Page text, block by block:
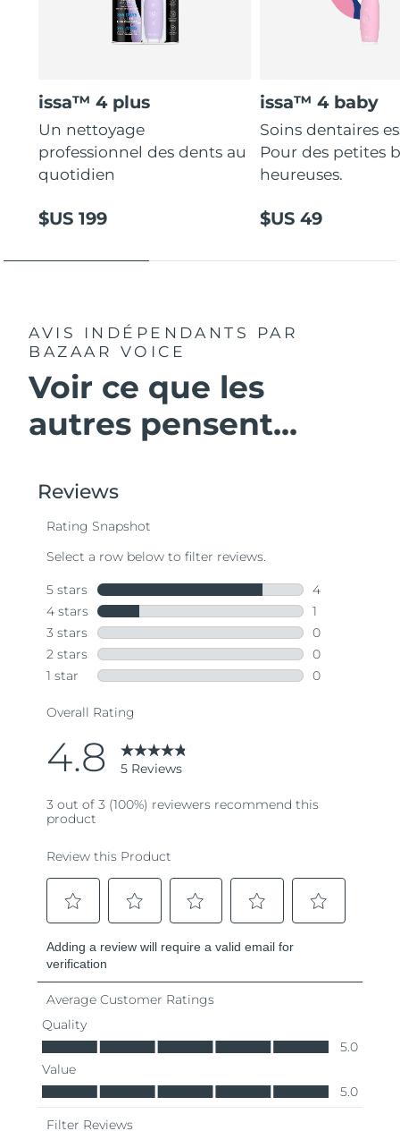
issa™ 4 plus
Un nettoyage
professionnel des dents au
quotidien
$US 199
issa™ 4 baby
Soins dentaires
Pour des petites
heureuses.
$US 49
AVIS INDÉPENDANTS
PAR
BAZAAR VOICE
Voir ce que les
autres pensent...